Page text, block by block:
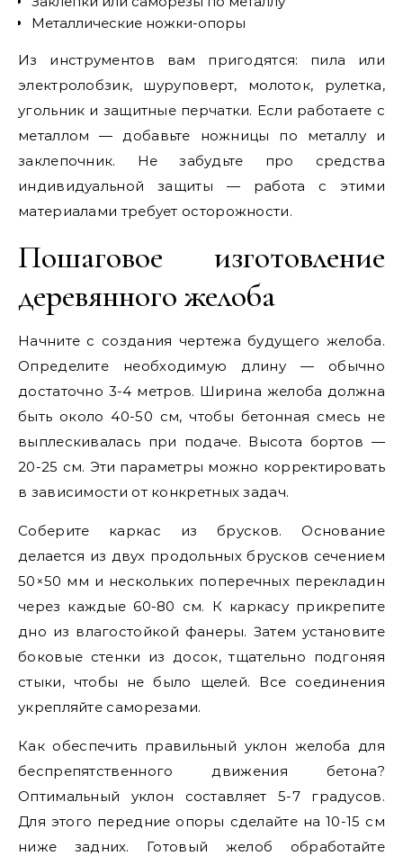
Металлические ножки-опоры
Из инструментов вам пригодятся: пила или
электролобзик, шуруповерт, молоток, рулетка,
угольник и защитные перчатки. Если работаете с
металлом — добавьте ножницы по металлу и
заклепочник. Не забудьте про средства
индивидуальной защиты — работа с этими
материалами требует осторожности.
Пошаговое изготовление
деревянного желоба
Начните с создания чертежа будущего желоба.
Определите необходимую длину — обычно
достаточно 3-4 метров. Ширина желоба должна
быть около 40-50 см, чтобы бетонная смесь не
выплескивалась при подаче. Высота бортов —
20-25 см. Эти параметры можно корректировать
в зависимости от конкретных задач.
Соберите каркас из брусков. Основание
делается из двух продольных брусков сечением
50×50 мм и нескольких поперечных перекладин
через каждые 60-80 см. К каркасу прикрепите
дно из влагостойкой фанеры. Затем установите
боковые стенки из досок, тщательно подгоняя
стыки, чтобы не было щелей. Все соединения
укрепляйте саморезами.
Как обеспечить правильный уклон желоба для
беспрепятственного движения бетона?
Оптимальный уклон составляет 5-7 градусов.
Для этого передние опоры сделайте на 10-15 см
ниже задних. Готовый желоб обработайте